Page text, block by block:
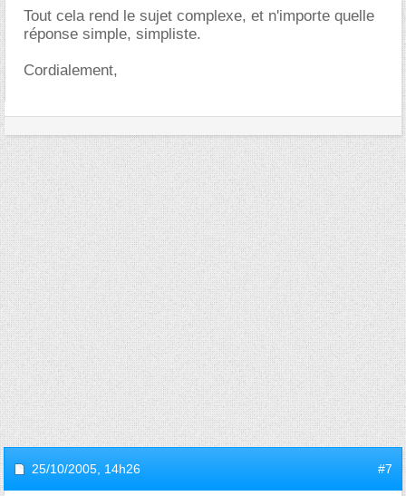
Tout cela rend le sujet complexe, et n'importe quelle
réponse simple, simpliste.
Cordialement,
25/10/2005, 14h26 #7